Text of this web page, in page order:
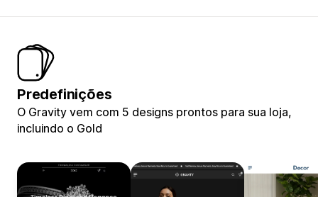
Predefinições
O Gravity vem com 5 designs prontos para sua loja,
incluindo o Gold